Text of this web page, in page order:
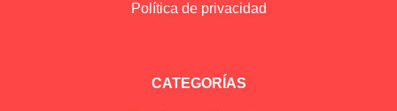
Política de privacidad
CATEGORÍAS